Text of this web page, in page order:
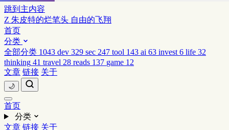
跳到主内容
Z 朱皮特的烂笔头 自由的飞翔
首页
分类
全部分类 1043 dev 329 sec 247 tool 143 ai 63 invest 6 life 32
thinking 41 travel 28 reads 137 game 12
文章 链接 关于
🌙
首页
分类
文章 链接 关于